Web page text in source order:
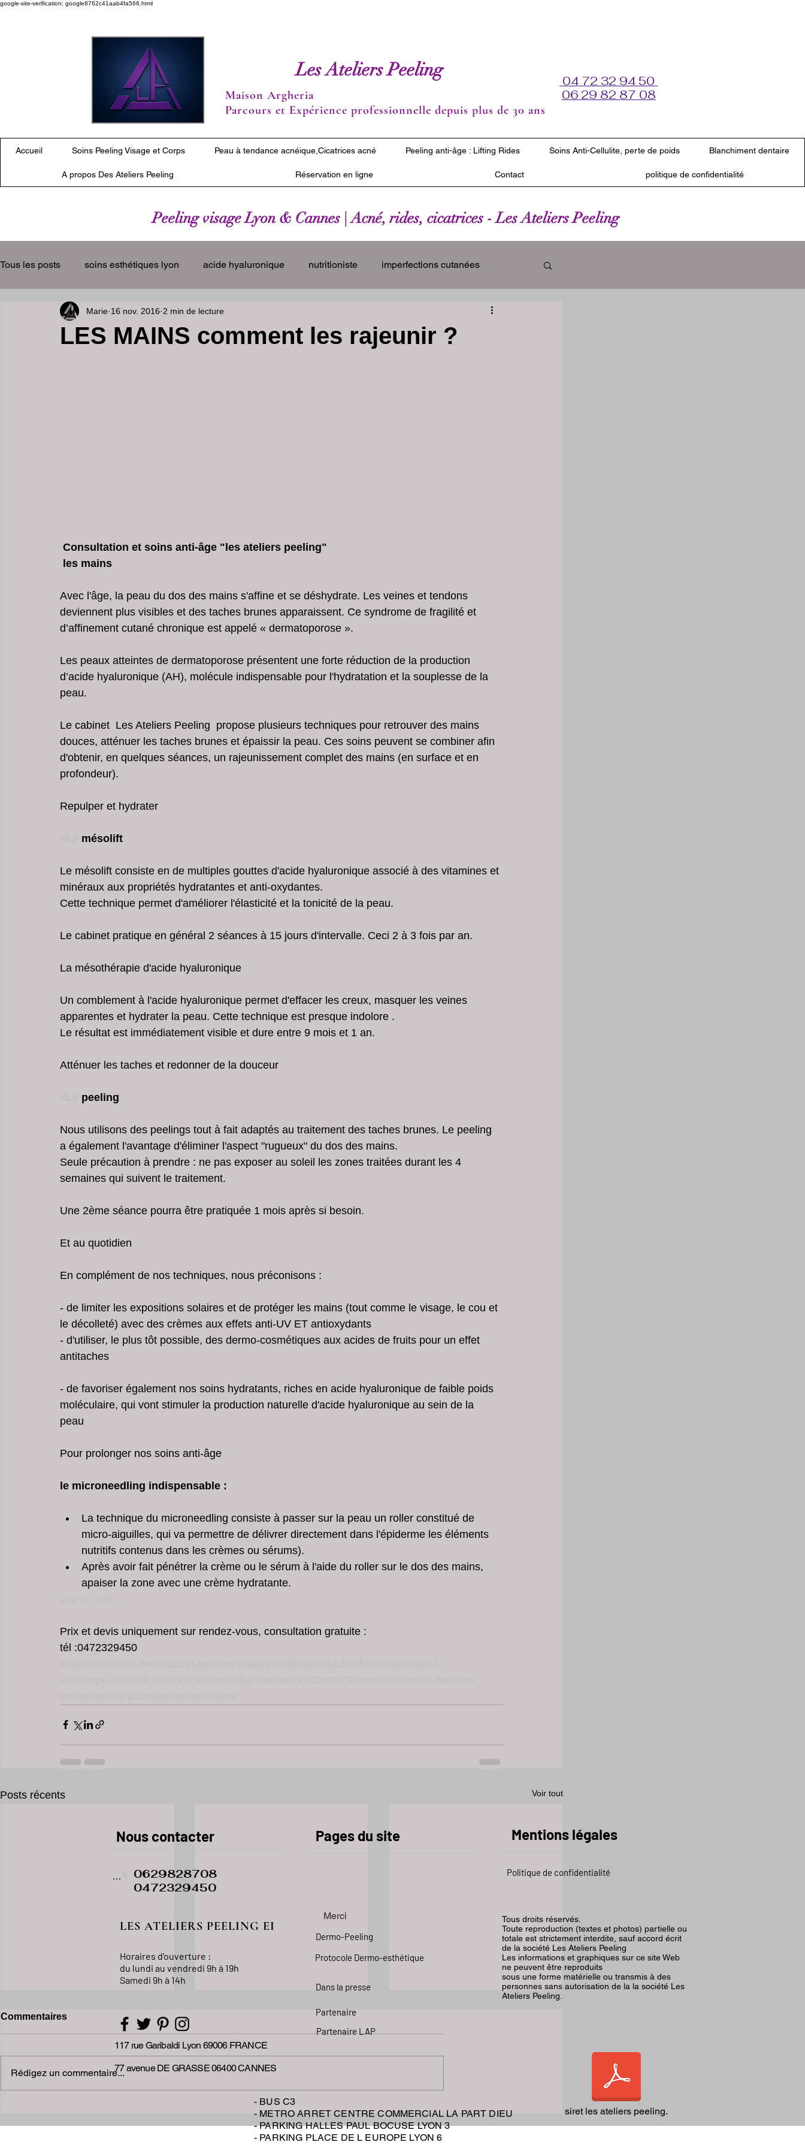
google-site-verification: google8762c41aab4fa566.html
Les Ateliers Peeling
Maison Argheria
Parcours et Expérience professionnelle depuis plus de 30 ans
06 29 82 87 08
04 72 32 94 50
Accueil Soins Peeling Visage et Corps Peau à tendance acnéique,Cicatrices acné Peeling anti-âge : Lifting Rides Soins Anti-Cellulite, perte de poids Blanchiment dentaire
A propos Des Ateliers Peeling Réservation en ligne Contact politique de confidentialité
Peeling visage Lyon & Cannes | Acné, rides, cicatrices - Les Ateliers Peeling
Tous les posts soins esthétiques lyon acide hyaluronique nutritioniste imperfections cutanées
soins visage cabinet esthétique palper rouler lyon
Centre Esthétique Lyon & Cannes soins visage pour les fêtes
Peeling Pores Dilatés soins points noirs du visage peeling chimique microneedling
LES MAINS comment les rajeunir ?
Marie 16 nov. 2016 2 min de lecture
Consultation et soins anti-âge "les ateliers peeling"
les mains
Avec l'âge, la peau du dos des mains s'affine et se déshydrate. Les veines et tendons
deviennent plus visibles et des taches brunes apparaissent. Ce syndrome de fragilité et
d’affinement cutané chronique est appelé « dermatoporose ».
Les peaux atteintes de dermatoporose présentent une forte réduction de la production
d’acide hyaluronique (AH), molécule indispensable pour l'hydratation et la souplesse de la
peau.
Le cabinet  Les Ateliers Peeling  propose plusieurs techniques pour retrouver des mains
douces, atténuer les taches brunes et épaissir la peau. Ces soins peuvent se combiner afin
d'obtenir, en quelques séances, un rajeunissement complet des mains (en surface et en
profondeur).
Repulper et hydrater
mésolift
Le mésolift consiste en de multiples gouttes d'acide hyaluronique associé à des vitamines et
minéraux aux propriétés hydratantes et anti-oxydantes.
Cette technique permet d'améliorer l'élasticité et la tonicité de la peau.
Le cabinet pratique en général 2 séances à 15 jours d'intervalle. Ceci 2 à 3 fois par an.
La mésothérapie d'acide hyaluronique
Un comblement à l'acide hyaluronique permet d'effacer les creux, masquer les veines
apparentes et hydrater la peau. Cette technique est presque indolore .
Le résultat est immédiatement visible et dure entre 9 mois et 1 an.
Atténuer les taches et redonner de la douceur
peeling
Nous utilisons des peelings tout à fait adaptés au traitement des taches brunes. Le peeling
a également l'avantage d'éliminer l'aspect "rugueux" du dos des mains.
Seule précaution à prendre : ne pas exposer au soleil les zones traitées durant les 4
semaines qui suivent le traitement.
Une 2ème séance pourra être pratiquée 1 mois après si besoin.
Et au quotidien
En complément de nos techniques, nous préconisons :
- de limiter les expositions solaires et de protéger les mains (tout comme le visage, le cou et
le décolleté) avec des crèmes aux effets anti-UV ET antioxydants
- d'utiliser, le plus tôt possible, des dermo-cosmétiques aux acides de fruits pour un effet
antitaches
- de favoriser également nos soins hydratants, riches en acide hyaluronique de faible poids
moléculaire, qui vont stimuler la production naturelle d'acide hyaluronique au sein de la
peau
Pour prolonger nos soins anti-âge
le microneedling indispensable :
La technique du microneedling consiste à passer sur la peau un roller constitué de
micro-aiguilles, qui va permettre de délivrer directement dans l'épiderme les éléments
nutritifs contenus dans les crèmes ou sérums).
Après avoir fait pénétrer la crème ou le sérum à l'aide du roller sur le dos des mains,
apaiser la zone avec une crème hydratante.
Prix et devis uniquement sur rendez-vous, consultation gratuite :
tél :0472329450
Posts récents Voir tout
soin peeling visage Lyon :
découvrez les soins
adaptés à votre peau
CICATRICES ACNÉ VISAGE
LYON
Commentaires
Rédigez un commentaire...
​​​Nous contacter Pages du site Mentions légales
Phone 0629828708
0472329450
Politique de confidentialité
LES ATELIERS PEELING EI
Horaires d'ouverture :
du lundi au vendredi 9h à 19h
Samedi 9h à 14h
Merci
Dermo-Peeling
Protocole Dermo-esthétique
Dans la presse
Tous droits réservés.
Toute reproduction (textes et photos) partielle ou
totale est strictement interdite, sauf accord écrit
de la société Les Ateliers Peeling
Les informations et graphiques sur ce site Web
ne peuvent être reproduits
sous une forme matérielle ou transmis à des
personnes sans autorisation de la la société Les
Ateliers Peeling.
Partenaire
Partenaire LAP
117 rue Garibaldi Lyon 69006 FRANCE
77 avenue DE GRASSE 06400 CANNES
- BUS C3
- METRO ARRET CENTRE COMMERCIAL LA PART DIEU
- PARKING HALLES PAUL BOCUSE LYON 3
- PARKING PLACE DE L EUROPE LYON 6
siret les ateliers peeling.